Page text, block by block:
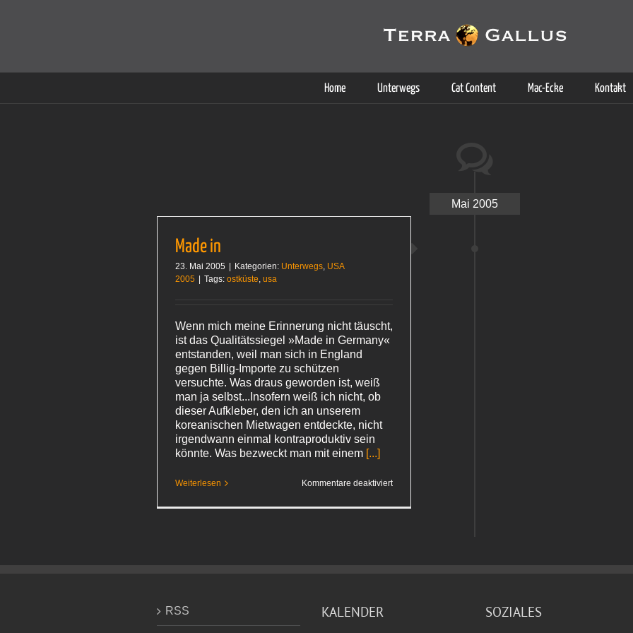
Home Unterwegs Cat Content Mac-Ecke Kontakt
Mai 2005
Made in
23. Mai 2005 Kategorien: Unterwegs, USA
2005
Tags: ostküste, usa
Wenn mich meine Erinnerung nicht täuscht,
ist das Qualitätssiegel »Made in Germany«
entstanden, weil man sich in England
gegen Billig-Importe zu schützen
versuchte. Was draus geworden ist, weiß
man ja selbst...Insofern weiß ich nicht, ob
dieser Aufkleber, den ich an unserem
koreanischen Mietwagen entdeckte, nicht
irgendwann einmal kontraproduktiv sein
könnte. Was bezweckt man mit einem [...]
Weiterlesen Kommentare deaktiviertfür
RSS KALENDER SOZIALES
Cookies helfen auf auf dieser Seite bei der Bereitstellung der Dienste. Durch die Nutzung dieser Webseite erklären Sie sich
Weitere Informationen